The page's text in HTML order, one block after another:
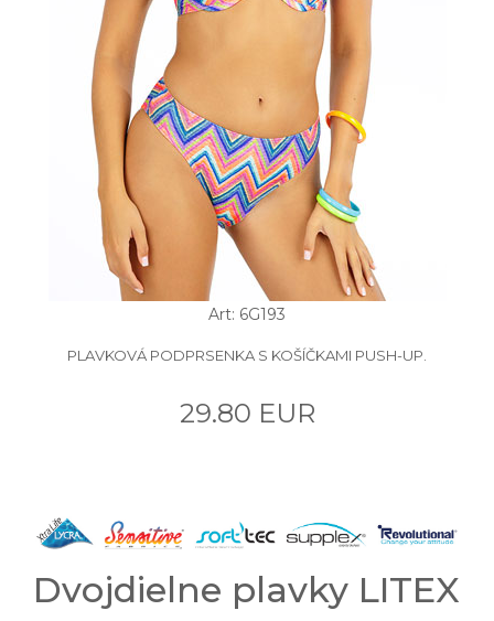
Art: 6G193
PLAVKOVÁ PODPRSENKA S KOŠÍČKAMI PUSH-UP.
29.80 EUR
Dvojdielne plavky LITEX